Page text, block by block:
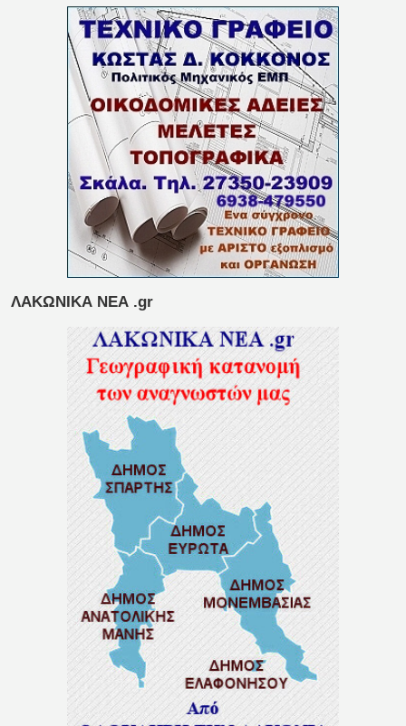
ΛΑΚΩΝΙΚΑ ΝΕΑ .gr